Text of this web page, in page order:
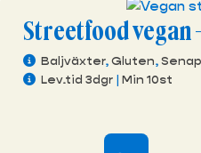
Streetfood vegan
Baljväxter,Gluten,Senap
Lev.tid 3dgr | Min 10st